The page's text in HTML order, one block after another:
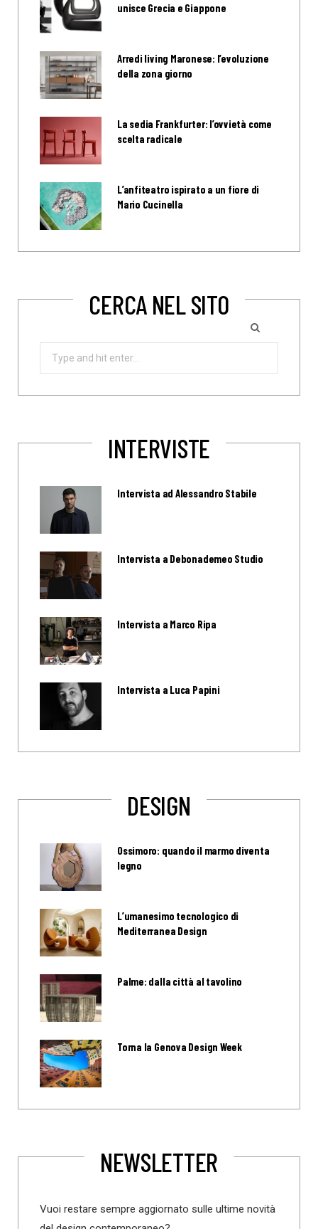
unisce Grecia e Giappone
Arredi living Maronese: l’evoluzione
della zona giorno
La sedia Frankfurter: l’ovvietà come
scelta radicale
L’anfiteatro ispirato a un fiore di
Mario Cucinella
CERCA NEL SITO
Search
INTERVISTE
Intervista ad Alessandro Stabile
Intervista a Debonademeo Studio
Intervista a Marco Ripa
Intervista a Luca Papini
DESIGN
Ossimoro: quando il marmo diventa
legno
L’umanesimo tecnologico di
Mediterranea Design
Palme: dalla città al tavolino
Torna la Genova Design Week
NEWSLETTER
Vuoi restare sempre aggiornato sulle ultime novità